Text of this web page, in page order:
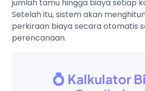
jumlah tamu hingga biaya setiap
Setelah itu, sistem akan
perkiraan biaya secara otomatis
perencanaan.